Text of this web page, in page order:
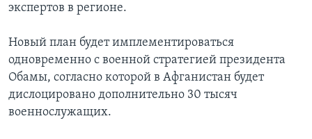
НЬЮ-ЙОРК NEW YORK
АМЕРИКА. БОЛЬШОЕ ПУТЕШЕСТВИЕ
ТЕСТЫ
ВИДЕО
ПОДПИСКА НА НОВОСТИ
Learning English
СОЦИАЛЬНЫЕ СЕТИ
экспертов в регионе.
Новый план будет имплементироваться
одновременно с военной стратегией президента
Обамы, согласно которой в Афганистан будет
дислоцировано дополнительно 30 тысяч
военнослужащих.